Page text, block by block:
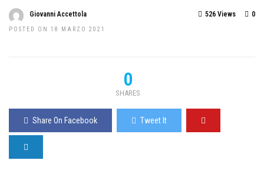
Giovanni Accettola
POSTED ON 18 MARZO 2021
0
526 Views
0
SHARES
Share On Facebook Tweet It